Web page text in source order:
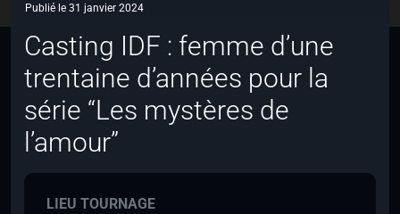
Publié le 31 janvier 2024
Casting IDF : femme d’une
trentaine d’années pour la
série “Les mystères de
l’amour”
LIEU TOURNAGE